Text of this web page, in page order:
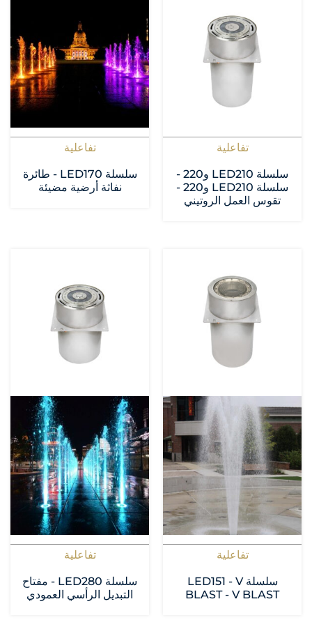
تفاعلية
سلسلة LED210 و220 -
سلسلة LED210 و220 -
تقوس العمل الروتيني
تفاعلية
سلسلة LED170 - طائرة
نفاثة أرضية مضيئة
تفاعلية
سلسلة LED151 - V
BLAST - V BLAST
تفاعلية
سلسلة LED280 - مفتاح
التبديل الرأسي العمودي